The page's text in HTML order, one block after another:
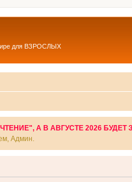
мире для ВЗРОСЛЫХ
А В АВГУСТЕ 2026 БУДЕТ
Админ.